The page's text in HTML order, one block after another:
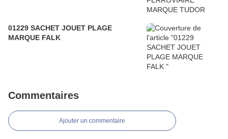
01229 SACHET JOUET PLAGE
MARQUE FALK
Commentaires
Ajouter un commentaire